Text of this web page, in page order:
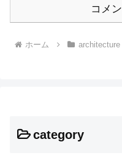
コメ
ホーム
category